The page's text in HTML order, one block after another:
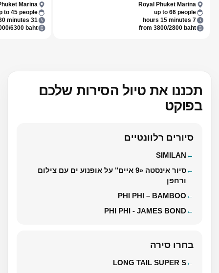
Royal Phuket Marina
up to 66 people
7 hours 15 minutes
from 3800/2800 baht
Marina
to 45 people
31 hours 30 minutes
6300 baht
תכננו את טיול הסירות שלכם
בפוקט
סיורים רלוונטיים
SIMILAN
סיור אינסטה «9 איים" על אופנוע ים עם צילום
ורחפן
PHI PHI – BAMBOO
PHI PHI - JAMES BOND
בחרו סירה
LONG TAIL SUPER S